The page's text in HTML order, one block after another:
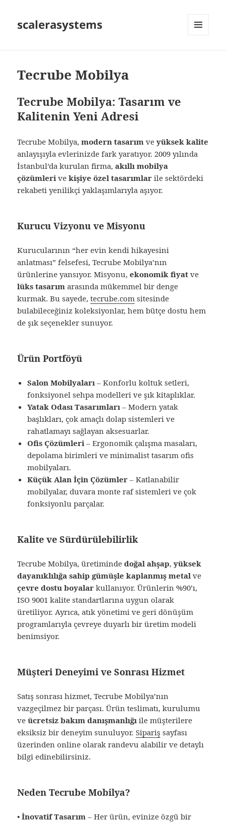
scalerasystems
Tecrube Mobilya
Tecrube Mobilya: Tasarım ve
Kalitenin Yeni Adresi
Tecrube Mobilya,modern tasarım veyüksek kalite
anlayışıyla evlerinizde fark yaratıyor. 2009 yılında
İstanbul’da kurulan firma,akıllı mobilya
çözümleri vekişiye özel tasarımlar ile sektördeki
rekabeti yenilikçi yaklaşımlarıyla aşıyor.
Kurucu Vizyonu ve Misyonu
Kurucularının “her evin kendi hikayesini
anlatması” felsefesi, Tecrube Mobilya’nın
ürünlerine yansıyor. Misyonu,ekonomik fiyat ve
lüks tasarım arasında mükemmel bir denge
kurmak. Bu sayede,tecrube.com sitesinde
bulabileceğiniz koleksiyonlar, hem bütçe dostu hem
de şık seçenekler sunuyor.
Ürün Portföyü
Salon Mobilyaları – Konforlu koltuk setleri,
fonksiyonel sehpa modelleri ve şık kitaplıklar.
Yatak Odası Tasarımları – Modern yatak
başlıkları, çok amaçlı dolap sistemleri ve
rahatlamayı sağlayan aksesuarlar.
Ofis Çözümleri – Ergonomik çalışma masaları,
depolama birimleri ve minimalist tasarım ofis
mobilyaları.
Küçük Alan İçin Çözümler – Katlanabilir
mobilyalar, duvara monte raf sistemleri ve çok
fonksiyonlu parçalar.
Kalite ve Sürdürülebilirlik
Tecrube Mobilya, üretimindedoğal ahşap,yüksek
dayanıklılığa sahip gümüşle kaplanmış metal ve
çevre dostu boyalar kullanıyor. Ürünlerin %90’ı,
ISO 9001 kalite standartlarına uygun olarak
üretiliyor. Ayrıca, atık yönetimi ve geri dönüşüm
programlarıyla çevreye duyarlı bir üretim modeli
benimsiyor.
Müşteri Deneyimi ve Sonrası Hizmet
Satış sonrası hizmet, Tecrube Mobilya’nın
vazgeçilmez bir parçası. Ürün teslimatı, kurulumu
veücretsiz bakım danışmanlığı ile müşterilere
eksiksiz bir deneyim sunuluyor.Sipariş sayfası
üzerinden online olarak randevu alabilir ve detaylı
bilgi edinebilirsiniz.
Neden Tecrube Mobilya?
•İnovatif Tasarım – Her ürün, evinize özgü bir